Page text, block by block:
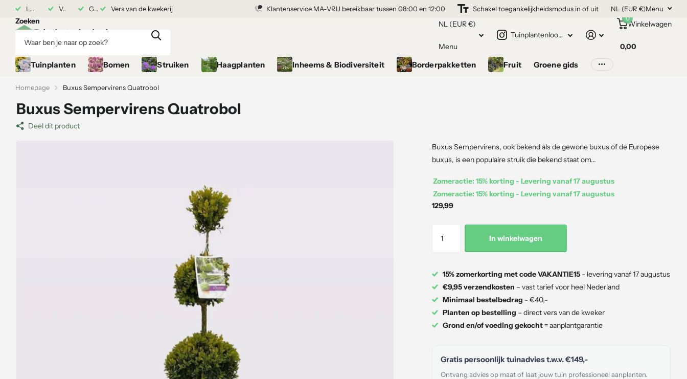
Levering vanaf 17 augustus Vers van de kwekerij Grond gekocht = Plantgarantie Grond gekocht = Plantgarantie Klantenservice MA-VRIJ bereikbaar tussen 08:00 en 12:00 Schakel toegankelijkheidsmodus in of uit NL (EUR €)Menu
Zoeken NL (EUR €)
Menu
Tuinplantenloods.nl
Winkelwagen
0
0,00
Tuinplanten Bomen Struiken Haagplanten Inheems & Biodiversiteit Borderpakketten Fruit Groene gids
Homepage Buxus Sempervirens Quatrobol
Buxus Sempervirens Quatrobol
Deel dit product
Buxus Sempervirens, ook bekend als de gewone buxus of de Europese
buxus, is een populaire struik die bekend staat om...
Zomeractie: 15% korting - Levering vanaf 17 augustus
Zomeractie: 15% korting - Levering vanaf 17 augustus
129,99
In winkelwagen
15% zomerkorting met code VAKANTIE15 - levering vanaf 17 augustus
€9,95 verzendkosten – vast tarief voor heel Nederland
Minimaal bestelbedrag - €40,-
Planten op bestelling – direct vers van de kweker
Grond en/of voeding gekocht= aanplantgarantie
Gratis persoonlijk tuinadvies t.w.v.€149,-
Ontvang advies op maat of laat jouw tuin professioneel aanplanten.